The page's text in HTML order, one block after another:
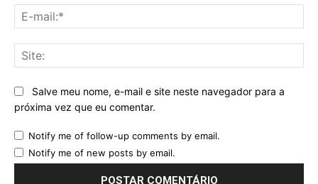
Salve meu nome, e-mail e site neste navegador para a
próxima vez que eu comentar.
Notify me of follow-up comments by email.
Notify me of new posts by email.